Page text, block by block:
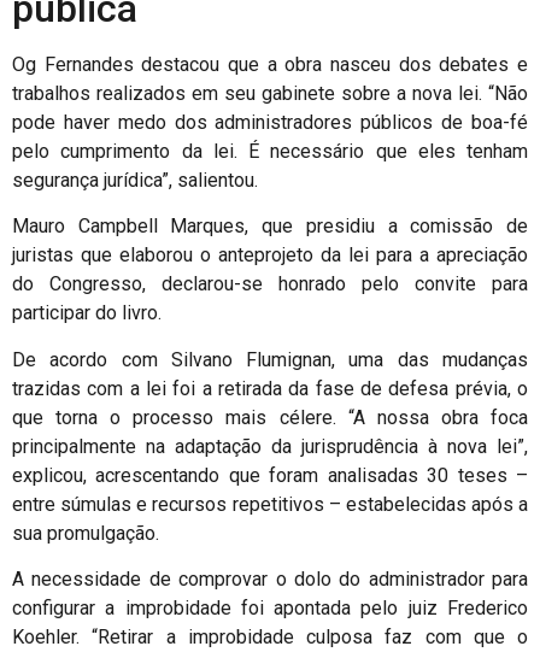
Og Fernandes destacou que a obra nasceu dos debates e
trabalhos realizados em seu gabinete sobre a nova lei. “Não
pode haver medo dos administradores públicos de boa-fé
pelo cumprimento da lei. É necessário que eles tenham
segurança jurídica”, salientou.
Mauro Campbell Marques, que presidiu a comissão de
juristas que elaborou o anteprojeto da lei para a apreciação
do Congresso, declarou-se honrado pelo convite para
participar do livro.
De acordo com Silvano Flumignan, uma das mudanças
trazidas com a lei foi a retirada da fase de defesa prévia, o
que torna o processo mais célere. “A nossa obra foca
principalmente na adaptação da jurisprudência à nova lei”,
explicou, acrescentando que foram analisadas 30 teses –
entre súmulas e recursos repetitivos – estabelecidas após a
sua promulgação.
A necessidade de comprovar o dolo do administrador para
configurar a improbidade foi apontada pelo juiz Frederico
Koehler. “Retirar a improbidade culposa faz com que o